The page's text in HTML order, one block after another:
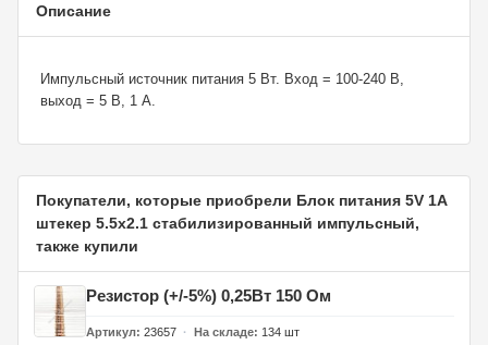
Описание
Импульсный источник питания 5 Вт. Вход = 100-240 В,
выход = 5 В, 1 А.
Покупатели, которые приобрели Блок питания 5V 1A
штекер 5.5x2.1 стабилизированный импульсный,
также купили
Резистор (+/-5%) 0,25Вт 150 Ом
Артикул 23657 На складе 134 шт